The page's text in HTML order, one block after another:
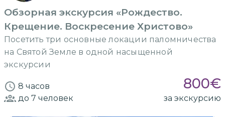
Обзорная экскурсия «Рождество.
Крещение. Воскресение Христово»
Посетить три основные локации паломничества
на Святой Земле в одной насыщенной
экскурсии
8 часов 800€
до 7 человек за экскурсию